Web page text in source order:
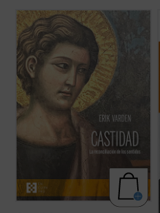
Erik Varden muestra —en un texto
enriquecido con una amplia gama de
referencias a las escrituras, la literatura, la
música, la pintura y la escultura— que la
castidad, la dirección única de los sentidos,
es una cualidad atractiva y ...(ver ficha)